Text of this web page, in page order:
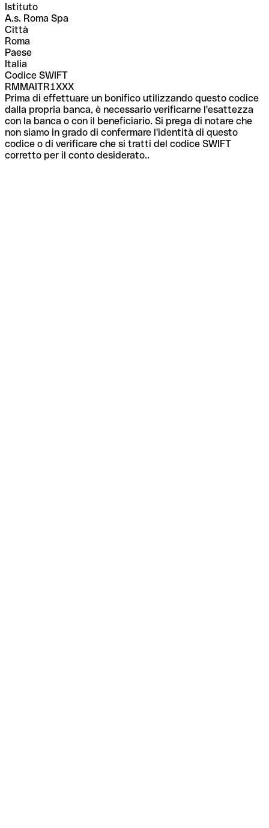
Istituto
A.s. Roma Spa
Città
Roma
Paese
Italia
Codice SWIFT
RMMAITR1XXX
Prima di effettuare un bonifico utilizzando questo codice
dalla propria banca, è necessario verificarne l'esattezza
con la banca o con il beneficiario. Si prega di notare che
non siamo in grado di confermare l'identità di questo
codice o di verificare che si tratti del codice SWIFT
corretto per il conto desiderato..